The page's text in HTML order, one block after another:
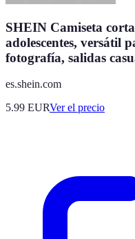
SHEIN Camiseta
adolescentes, versátil
fotografía, salidas
es.shein.com
5.99 EURVer el precio